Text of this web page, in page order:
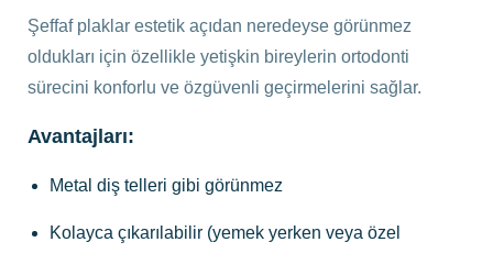
Şeffaf plaklar estetik açıdan neredeyse görünmez
oldukları için özellikle yetişkin bireylerin ortodonti
sürecini konforlu ve özgüvenli geçirmelerini sağlar.
Avantajları:
Metal diş telleri gibi görünmez
Kolayca çıkarılabilir (yemek yerken veya özel